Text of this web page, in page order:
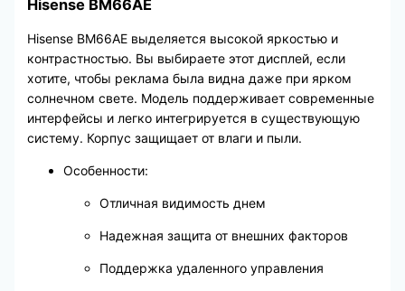
Hisense BM66AE
Hisense BM66AE выделяется высокой яркостью и
контрастностью. Вы выбираете этот дисплей, если
хотите, чтобы реклама была видна даже при ярком
солнечном свете. Модель поддерживает современные
интерфейсы и легко интегрируется в существующую
систему. Корпус защищает от влаги и пыли.
Особенности:
Отличная видимость днем
Надежная защита от внешних факторов
Поддержка удаленного управления